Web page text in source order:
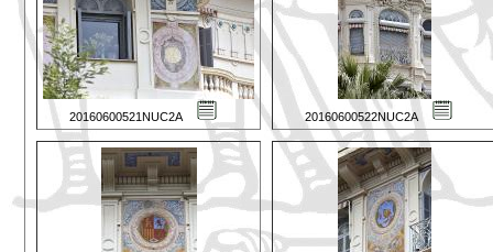
20160600521NUC2A 20160600522NUC2A